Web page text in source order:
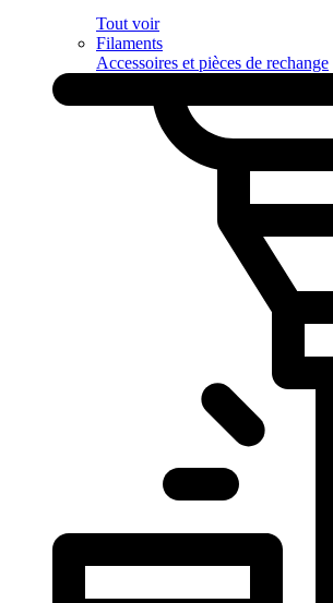
Tout voir
Filaments
Accessoires et pièces de rechange